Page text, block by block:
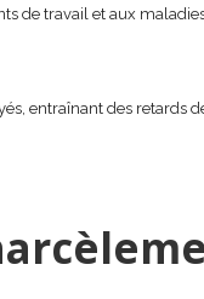
de travail et aux
entraînant des retards